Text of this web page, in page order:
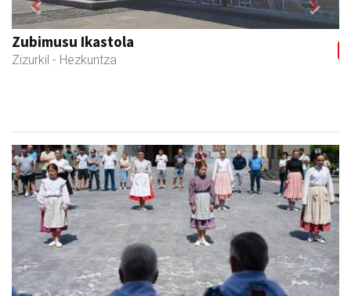
Zizurkilgo Udala
Zizurkil - Udaletxeak
Previous Next